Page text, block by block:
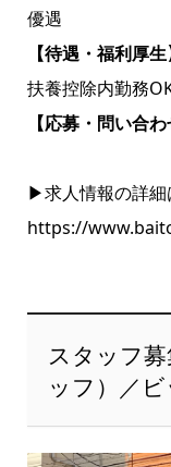
優遇
【待遇・福利厚生】
扶養控除内勤務
【応募・問い合わ
▶求人情報の詳
https://
スタッフ
ッフ）／